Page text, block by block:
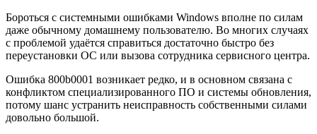
Бороться с системными ошибками Windows вполне по силам
даже обычному домашнему пользователю. Во многих случаях
с проблемой удаётся справиться достаточно быстро без
переустановки ОС или вызова сотрудника сервисного центра.
Ошибка 800b0001 возникает редко, и в основном связана с
конфликтом специализированного ПО и системы обновления,
потому шанс устранить неисправность собственными силами
довольно большой.